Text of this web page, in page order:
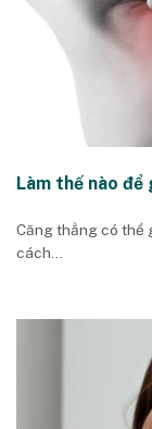
Làm thế nào
Căng thẳng có thể
cách...